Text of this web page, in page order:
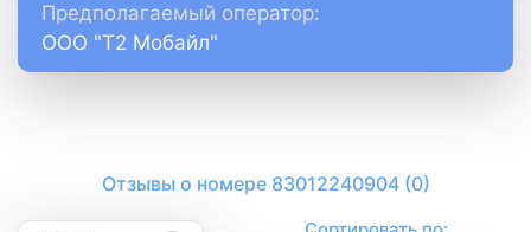
Предполагаемый оператор:
ООО "Т2 Мобайл"
Отзывы о номере 83012240904 (0)